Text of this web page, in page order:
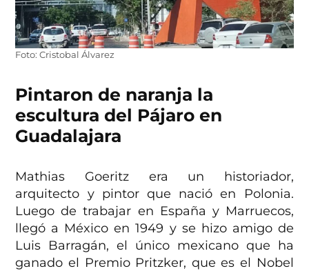
Foto: Cristobal Álvarez
Pintaron de naranja la
escultura del Pájaro en
Guadalajara
Mathias Goeritz era un historiador,
arquitecto y pintor que nació en Polonia.
Luego de trabajar en España y Marruecos,
llegó a México en 1949 y se hizo amigo de
Luis Barragán, el único mexicano que ha
ganado el Premio Pritzker, que es el Nobel